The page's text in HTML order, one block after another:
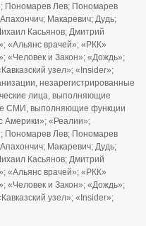
Пономарев Лев; Пономарев
Макаревич; Дудь;
Касьянов; Дмитрий
«Альянс врачей»; «РКК»
«Человек и Закон»; «Дождь»;
узел»; «Insider»;
незарегистрированные
лица, выполняющие
СМИ, выполняющие функции
Америки»; «Реалии»;
Пономарев Лев; Пономарев
Макаревич; Дудь;
Касьянов; Дмитрий
«Альянс врачей»; «РКК»
«Человек и Закон»; «Дождь»;
узел»; «Insider»;